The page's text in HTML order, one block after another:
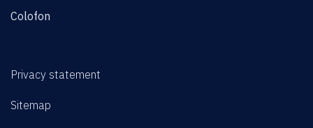
Colofon
Privacy statement
Sitemap